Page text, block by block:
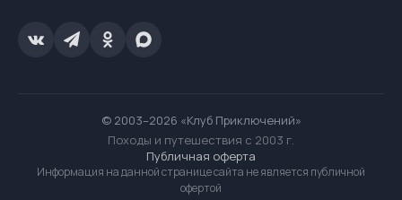
© 2003–2026 «Клуб Приключений»
Походы и путешествия с 2003 г.
Публичная оферта
Информация на данной странице сайта не является публичной
офертой